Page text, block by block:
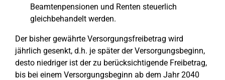
Beamtenpensionen und Renten steuerlich
gleichbehandelt werden.
Der bisher gewährte Versorgungsfreibetrag wird
jährlich gesenkt, d.h. je später der Versorgungsbeginn,
desto niedriger ist der zu berücksichtigende Freibetrag,
bis bei einem Versorgungsbeginn ab dem Jahr 2040